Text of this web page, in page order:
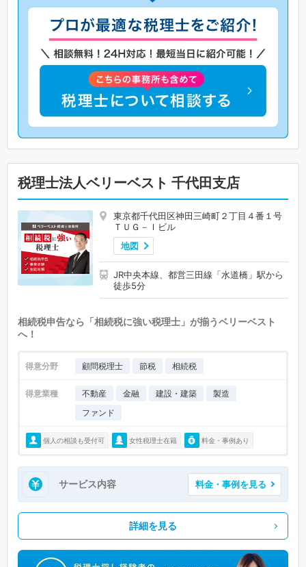
税理士法人ベリーベスト 千代田支店
東京都千代田区神田三崎町２丁目４番１号
ＴＵＧ－Ｉビル
地図
JR中央本線、都営三田線「水道橋」駅から
徒歩5分
相続税申告なら「相続税に強い税理士」が揃うベリーベスト
へ！
得意分野 顧問税理士 節税 相続税
得意業種 不動産 金融 建設・建築
製造
ファンド
個人の相談も受付可 女性税理士在籍 料金・事例あり
サービス内容 料金・事例を見る
詳細を見る